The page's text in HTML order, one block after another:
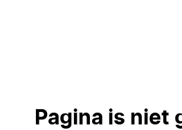
Pagina is niet